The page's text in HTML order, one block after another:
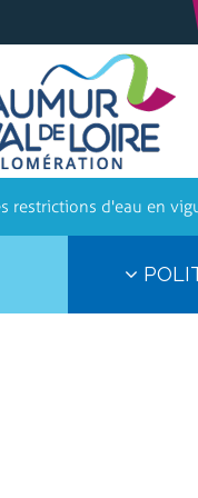
restrictions d'eau en